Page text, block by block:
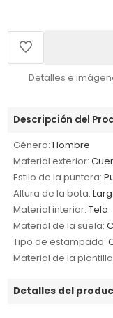
Detalles e
Descripción del
Género: Hombre
Material exterior:
Estilo de la puntera:
Altura de la bota:
Material interior: Tela
Material de la suela:
Tipo de estampado:
Material de la
Detalles del